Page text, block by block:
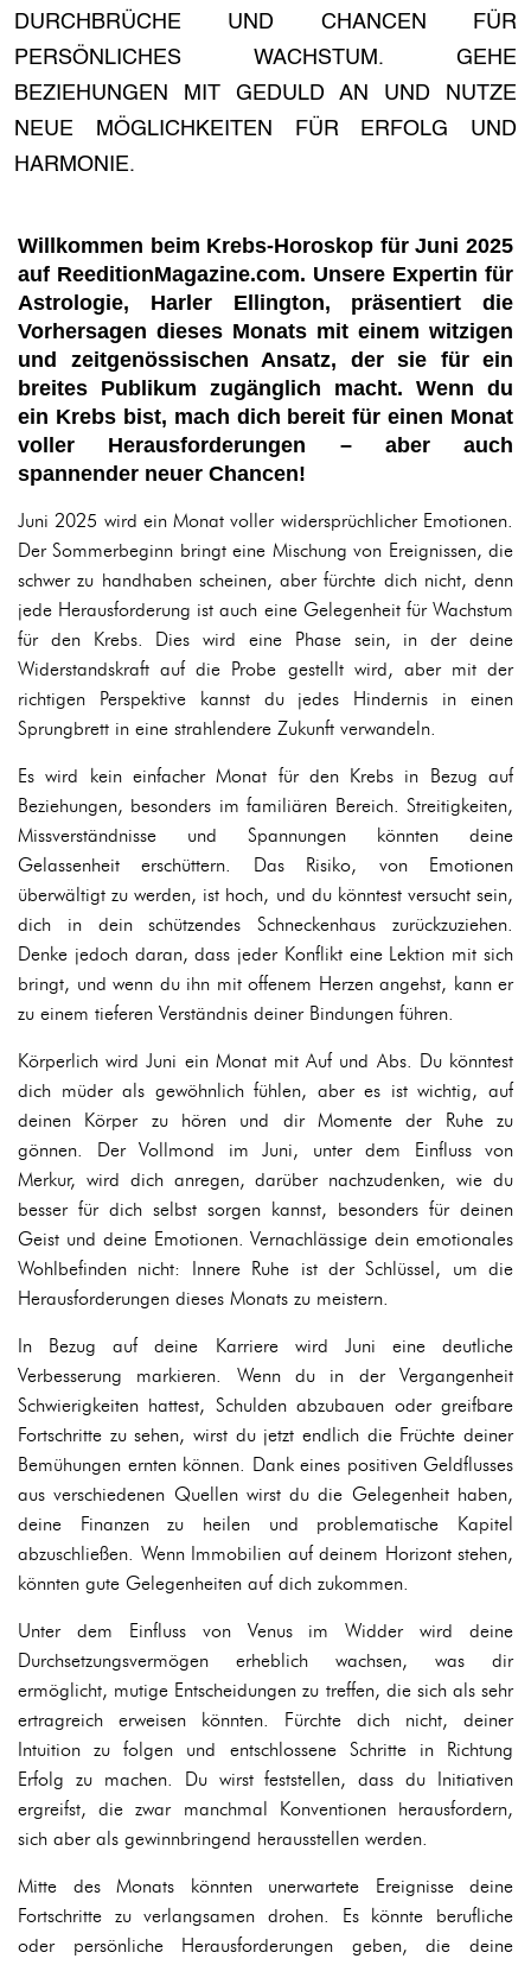
DURCHBRÜCHE UND CHANCEN FÜR
PERSÖNLICHES WACHSTUM. GEHE
BEZIEHUNGEN MIT GEDULD AN UND NUTZE
NEUE MÖGLICHKEITEN FÜR ERFOLG UND
HARMONIE.
Willkommen beim Krebs-Horoskop für Juni 2025
auf ReeditionMagazine.com. Unsere Expertin für
Astrologie, Harler Ellington, präsentiert die
Vorhersagen dieses Monats mit einem witzigen
und zeitgenössischen Ansatz, der sie für ein
breites Publikum zugänglich macht. Wenn du
ein Krebs bist, mach dich bereit für einen Monat
voller Herausforderungen – aber auch
spannender neuer Chancen!
Juni 2025 wird ein Monat voller widersprüchlicher Emotionen.
Der Sommerbeginn bringt eine Mischung von Ereignissen, die
schwer zu handhaben scheinen, aber fürchte dich nicht, denn
jede Herausforderung ist auch eine Gelegenheit für Wachstum
für den Krebs. Dies wird eine Phase sein, in der deine
Widerstandskraft auf die Probe gestellt wird, aber mit der
richtigen Perspektive kannst du jedes Hindernis in einen
Sprungbrett in eine strahlendere Zukunft verwandeln.
Es wird kein einfacher Monat für den Krebs in Bezug auf
Beziehungen, besonders im familiären Bereich. Streitigkeiten,
Missverständnisse und Spannungen könnten deine
Gelassenheit erschüttern. Das Risiko, von Emotionen
überwältigt zu werden, ist hoch, und du könntest versucht sein,
dich in dein schützendes Schneckenhaus zurückzuziehen.
Denke jedoch daran, dass jeder Konflikt eine Lektion mit sich
bringt, und wenn du ihn mit offenem Herzen angehst, kann er
zu einem tieferen Verständnis deiner Bindungen führen.
Körperlich wird Juni ein Monat mit Auf und Abs. Du könntest
dich müder als gewöhnlich fühlen, aber es ist wichtig, auf
deinen Körper zu hören und dir Momente der Ruhe zu
gönnen. Der Vollmond im Juni, unter dem Einfluss von
Merkur, wird dich anregen, darüber nachzudenken, wie du
besser für dich selbst sorgen kannst, besonders für deinen
Geist und deine Emotionen. Vernachlässige dein emotionales
Wohlbefinden nicht: Innere Ruhe ist der Schlüssel, um die
Herausforderungen dieses Monats zu meistern.
In Bezug auf deine Karriere wird Juni eine deutliche
Verbesserung markieren. Wenn du in der Vergangenheit
Schwierigkeiten hattest, Schulden abzubauen oder greifbare
Fortschritte zu sehen, wirst du jetzt endlich die Früchte deiner
Bemühungen ernten können. Dank eines positiven Geldflusses
aus verschiedenen Quellen wirst du die Gelegenheit haben,
deine Finanzen zu heilen und problematische Kapitel
abzuschließen. Wenn Immobilien auf deinem Horizont stehen,
könnten gute Gelegenheiten auf dich zukommen.
Unter dem Einfluss von Venus im Widder wird deine
Durchsetzungsvermögen erheblich wachsen, was dir
ermöglicht, mutige Entscheidungen zu treffen, die sich als sehr
ertragreich erweisen könnten. Fürchte dich nicht, deiner
Intuition zu folgen und entschlossene Schritte in Richtung
Erfolg zu machen. Du wirst feststellen, dass du Initiativen
ergreifst, die zwar manchmal Konventionen herausfordern,
sich aber als gewinnbringend herausstellen werden.
Mitte des Monats könnten unerwartete Ereignisse deine
Fortschritte zu verlangsamen drohen. Es könnte berufliche
oder persönliche Herausforderungen geben, die deine